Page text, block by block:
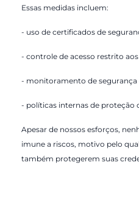
Essas medidas incluem:
- uso de certificados de
- controle de acesso restrito
- monitoramento de segurança
- políticas internas de proteção
Apesar de nossos esforços,
imune a riscos, motivo pelo
também protegerem suas